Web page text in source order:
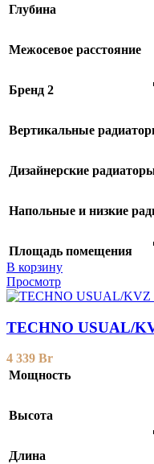
Глубина
Межосевое расстояние
Бренд 2
Вертикальные
Дизайнерские
Напольные и низкие
Площадь помещения
В корзину
Просмотр
TECHNO USUAL/
4 339 Br
Мощность
Высота
Длина